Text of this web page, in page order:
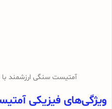
آمتیست سنگی ارزشمند با
ویژگی‌های فیزیکی